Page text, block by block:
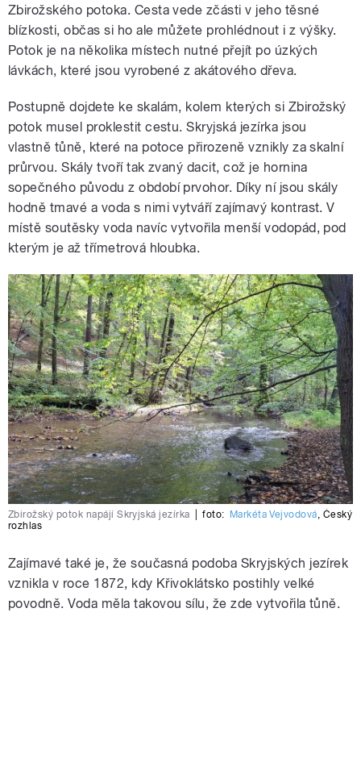
Zbirožského potoka. Cesta vede zčásti v jeho těsné
blízkosti, občas si ho ale můžete prohlédnout i z výšky.
Potok je na několika místech nutné přejít po úzkých
lávkách, které jsou vyrobené z akátového dřeva.
Postupně dojdete ke skalám, kolem kterých si Zbirožský
potok musel proklestit cestu. Skryjská jezírka jsou
vlastně tůně, které na potoce přirozeně vznikly za skalní
průrvou. Skály tvoří tak zvaný dacit, což je hornina
sopečného původu z období prvohor. Díky ní jsou skály
hodně tmavé a voda s nimi vytváří zajímavý kontrast. V
místě soutěsky voda navíc vytvořila menší vodopád, pod
kterým je až třímetrová hloubka.
Zbirožský potok napájí Skryjská jezírka foto: Markéta Vejvodová, Český
rozhlas
Zajímavé také je, že současná podoba Skryjských jezírek
vznikla v roce 1872, kdy Křivoklátsko postihly velké
povodně. Voda měla takovou sílu, že zde vytvořila tůně.